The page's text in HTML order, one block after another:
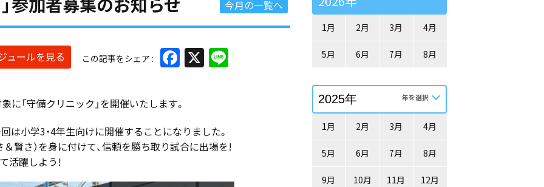
今月の一覧へ
ュールを見る この記事をシェア Facebook
X Line
に「守備クリニック」を開催いたします。
は小学3・4年生向けに開催することになりました。
賢さ）を身に付けて、信頼を勝ち取り試合に出場を!
活躍しよう!
1月 2月 3月 4月
5月 6月 7月 8月
1月 2月 3月 4月
5月 6月 7月 8月
9月 10月 11月 12月